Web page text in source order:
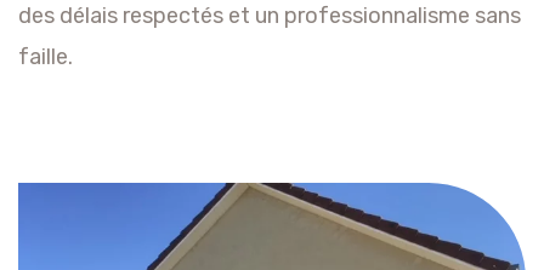
des délais respectés et un professionnalisme sans
faille.